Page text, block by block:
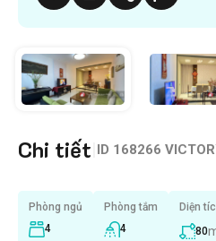
Chi tiết ID 168266
Phòng ngủ
4
Phòng tắm
4
Diện
80